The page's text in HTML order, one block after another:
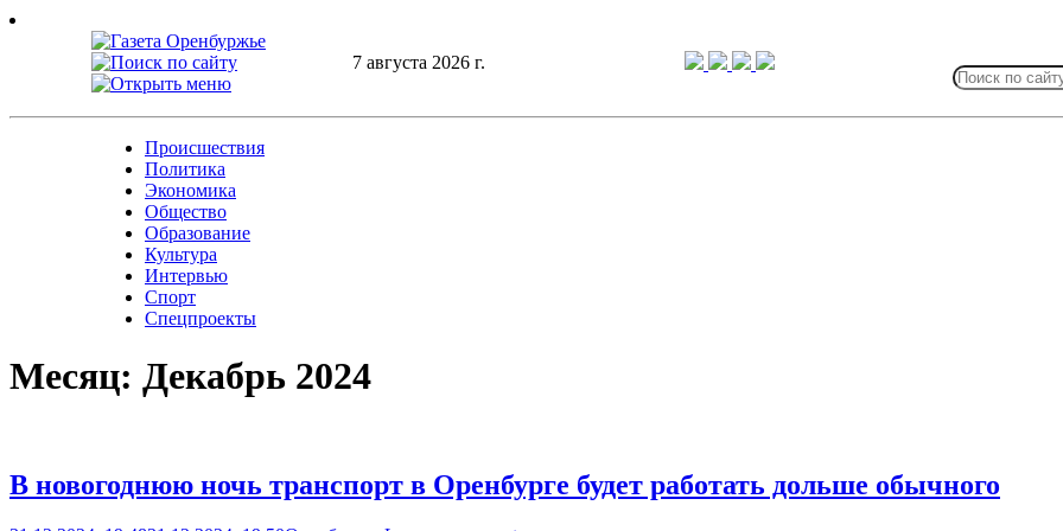
Skip
7 августа 2026 г.
for:
Происшествия
Политика
Экономика
Общество
Образование
Культура
Интервью
Спорт
Спецпроекты
Месяц: Декабрь 2024
В новогоднюю ночь транспорт в Оренбурге будет работать дольше обычного